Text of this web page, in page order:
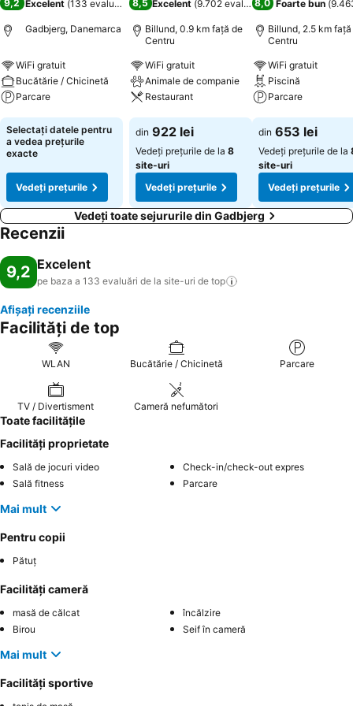
9,2 Excelent (133 evaluări
Gadbjerg, Danemarca
WiFi gratuit
Bucătărie / Chicinetă
Parcare
Vedeți prețurile
Selectați datele pentru
a vedea prețurile
exacte
Vedeți prețurile
8,5 Excelent (9.702 evaluări)
Billund, 0.9 km faţă de
Centru
WiFi gratuit
Animale de companie
Restaurant
Vedeți prețurile
din 922 lei
Vedeți prețurile de la 8
site-uri
Vedeți prețurile
8,0 Foarte bun (
Billund, 2.5 km
Centru
WiFi gratuit
Piscină
Parcare
Vedeți prețurile
din 653 lei
Vedeți prețurile de la
site-uri
Vedeți prețurile
Vedeți toate sejururile din Gadbjerg
Recenzii
9,2 Excelent
pe baza a 133 evaluări de la site-uri de top
Afișați recenziile
Facilități de top
WLAN Bucătărie / Chicinetă Parcare
TV / Divertisment Cameră nefumători
Toate facilitățile
Facilități proprietate
Sală de jocuri video
Check-in/check-out expres
Sală fitness
Parcare
Mai mult
Pentru copii
Pătuț
Facilități cameră
masă de călcat
încălzire
Birou
Seif în cameră
Mai mult
Facilități sportive